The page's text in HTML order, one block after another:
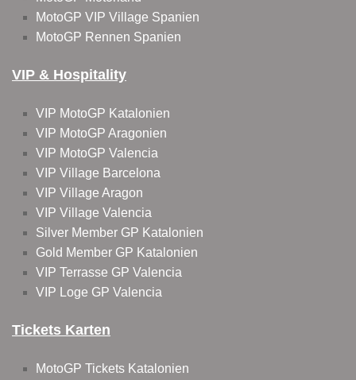
MotoGP VIP Village Spanien
MotoGP Rennen Spanien
VIP & Hospitality
VIP MotoGP Katalonien
VIP MotoGP Aragonien
VIP MotoGP Valencia
VIP Village Barcelona
VIP Village Aragon
VIP Village Valencia
Silver Member GP Katalonien
Gold Member GP Katalonien
VIP Terrasse GP Valencia
VIP Loge GP Valencia
Tickets Karten
MotoGP Tickets Katalonien